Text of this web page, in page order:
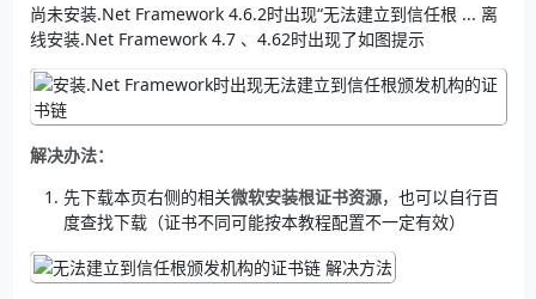
尚未安装.Net Framework 4.6.2时出现“无法建立到信任根 ... 离
线安装.Net Framework 4.7 、4.62时出现了如图提示
解决办法：
先下载本页右侧的相关微软安装根证书资源，也可以自行百
度查找下载（证书不同可能按本教程配置不一定有效）